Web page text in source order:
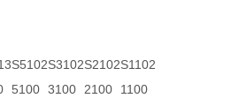
S5102S3102S2102S1102
5100 3100 2100
1100